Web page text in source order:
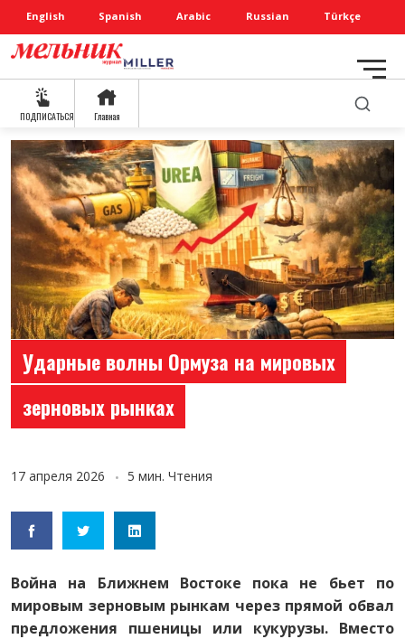
English Spanish Arabic Russian Türkçe
ПОДПИСАТЬСЯ Главная
Ударные волны Ормуза на мировых
зерновых рынках
17 апреля 2026 5 мин. Чтения
Война на Ближнем Востоке пока не бьет по
мировым зерновым рынкам через прямой обвал
предложения пшеницы или кукурузы. Вместо